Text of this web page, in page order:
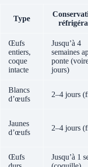
Type
Œufs
entiers,
coque
intacte
Jusqu’à 4
semaines
ponte
jours)
Blancs
d’œufs
2–4 jours
Jaunes
d’œufs
2–4 jours
Œufs
Jusqu’à 1